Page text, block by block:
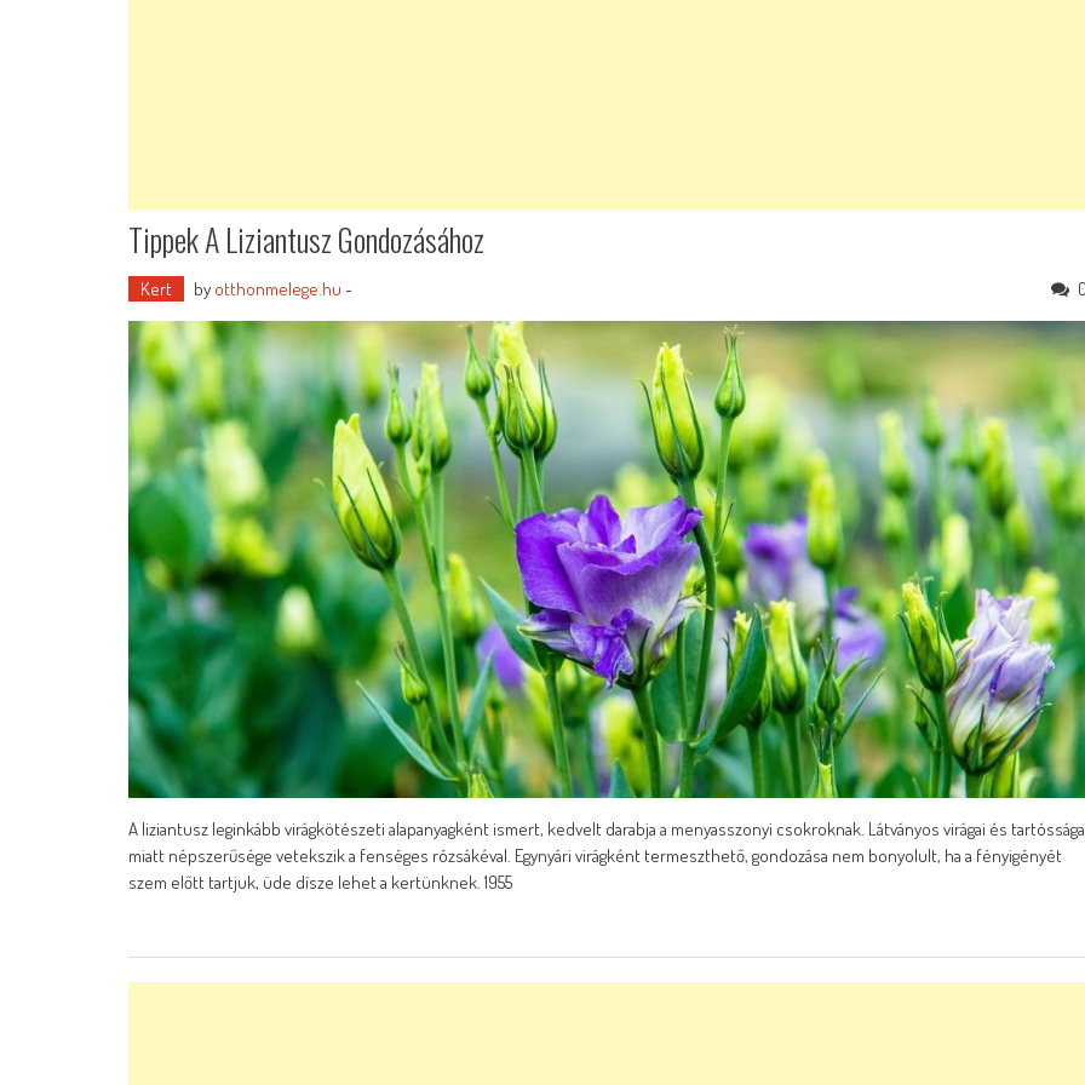
Tippek A Liziantusz Gondozásához
Kert by otthonmelege.hu -
A liziantusz leginkább virágkötészeti alapanyagként ismert, kedvelt darabja a menyasszonyi csokroknak. Látványos virágai és tartóssága
miatt népszerűsége vetekszik a fenséges rózsákéval. Egynyári virágként termeszthető, gondozása nem bonyolult, ha a fényigényét
szem előtt tartjuk, üde dísze lehet a kertünknek. 1955